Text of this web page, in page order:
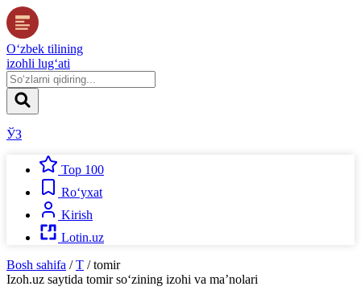
O‘zbek tilining
izohli lug‘ati
ЎЗ
Top 100
Ro‘yxat
Kirish
Lotin.uz
Bosh sahifa / T / tomir
Izoh.uz saytida tomirso‘zining izohi va ma’nolari